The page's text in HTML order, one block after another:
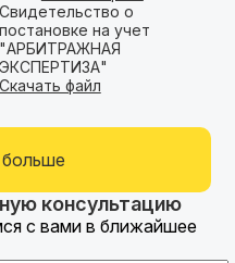
Свидетельство о
постановке на учет
"АРБИТРАЖНАЯ
ЭКСПЕРТИЗА"
Скачать файл
консультацию
с вами в ближайшее